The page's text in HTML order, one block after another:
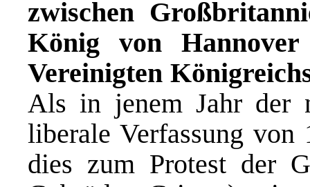
zwischen
König von
Vereinigten
Als in jenem Jahr der
liberale Verfassung von
dies zum Protest der